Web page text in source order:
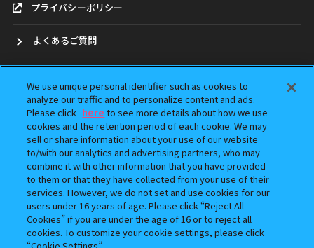
プライバシーポリシー
よくあるご質問
ガシャポンどこ？
アンケート
ウェブアクセシビリティ方針
Do Not Sell or Share My Personal Information
We use unique personal identifier such as cookies to
analyze our traffic and to personalize content and ads.
Please click here to see more details about how we use
cookies and the retention period of each cookie. We may
sell or share information about your use of our website
to/with our analytics and advertising partners, who may
combine it with other information that you have provided
to them or that they have collected from your use of their
services. However, we do not set and use cookies for our
users under 16 years of age. Please click “Reject All
Cookies” if you are under the age of 16 or to reject all
cookies. To customize your cookie settings, please click